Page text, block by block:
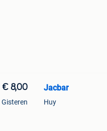
€ 8,00
Gisteren
Jacbar
Huy